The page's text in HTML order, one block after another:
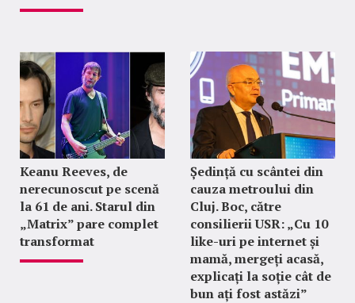
Keanu Reeves, de
nerecunoscut pe scenă
la 61 de ani. Starul din
„Matrix” pare complet
transformat
Ședință cu scântei din
cauza metroului din
Cluj. Boc, către
consilierii USR: „Cu 10
like-uri pe internet și
mamă, mergeți acasă,
explicați la soție cât de
bun ați fost astăzi”